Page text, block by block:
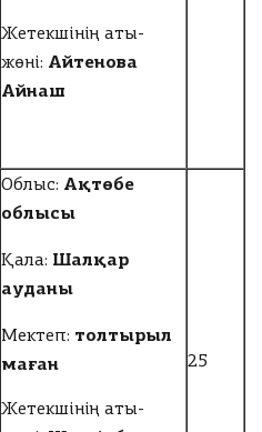
Жетекшінің аты-
жөні: Айтенова
Айнаш
Облыс: Ақтөбе
облысы
Қала: Шалқар
ауданы
Мектеп: толтырыл
маған
Жетекшінің аты-
25